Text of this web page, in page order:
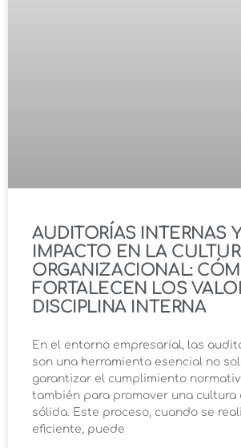
AUDITORÍAS INTERNAS
IMPACTO EN LA
ORGANIZACIONAL:
FORTALECEN LOS
DISCIPLINA INTERNA
En el entorno empresarial, las
son una herramienta esencial no
garantizar el cumplimiento
también para promover una cultura
sólida. Este proceso, cuando se
eficiente, puede